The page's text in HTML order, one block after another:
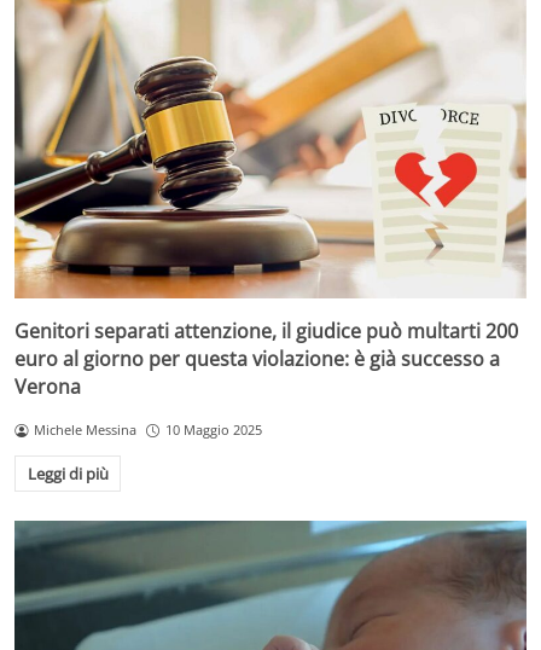
Genitori separati attenzione, il giudice può multarti 200
euro al giorno per questa violazione: è già successo a
Verona
Michele Messina 10 Maggio 2025
Leggi di più